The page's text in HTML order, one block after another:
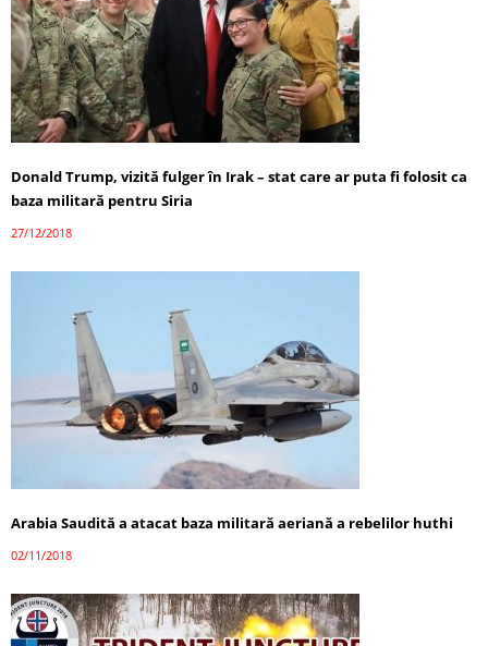
Donald Trump, vizită fulger în Irak – stat care ar puta fi folosit ca
baza militară pentru Siria
27/12/2018
Arabia Saudită a atacat baza militară aeriană a rebelilor huthi
02/11/2018